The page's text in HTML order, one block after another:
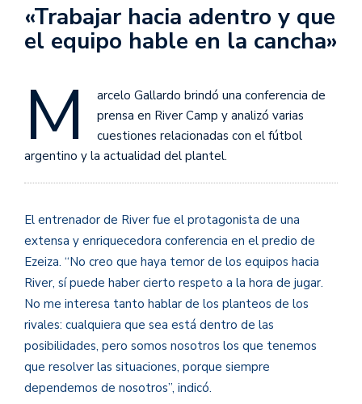
«Trabajar hacia adentro y que
el equipo hable en la cancha»
M
arcelo Gallardo brindó una conferencia de
prensa en River Camp y analizó varias
cuestiones relacionadas con el fútbol
argentino y la actualidad del plantel.
El entrenador de River fue el protagonista de una
extensa y enriquecedora conferencia en el predio de
Ezeiza. “No creo que haya temor de los equipos hacia
River, sí puede haber cierto respeto a la hora de jugar.
No me interesa tanto hablar de los planteos de los
rivales: cualquiera que sea está dentro de las
posibilidades, pero somos nosotros los que tenemos
que resolver las situaciones, porque siempre
dependemos de nosotros”, indicó.